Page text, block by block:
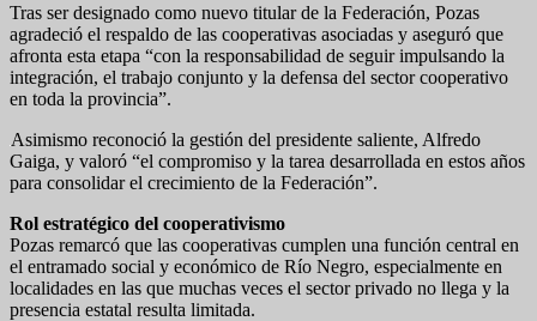
Tras ser designado como nuevo titular de la Federación, Pozas
agradeció el respaldo de las cooperativas asociadas y aseguró que
afronta esta etapa “con la responsabilidad de seguir impulsando la
integración, el trabajo conjunto y la defensa del sector cooperativo
en toda la provincia”.
Asimismo reconoció la gestión del presidente saliente, Alfredo
Gaiga, y valoró “el compromiso y la tarea desarrollada en estos años
para consolidar el crecimiento de la Federación”.
Rol estratégico del cooperativismo
Pozas remarcó que las cooperativas cumplen una función central en
el entramado social y económico de Río Negro, especialmente en
localidades en las que muchas veces el sector privado no llega y la
presencia estatal resulta limitada.